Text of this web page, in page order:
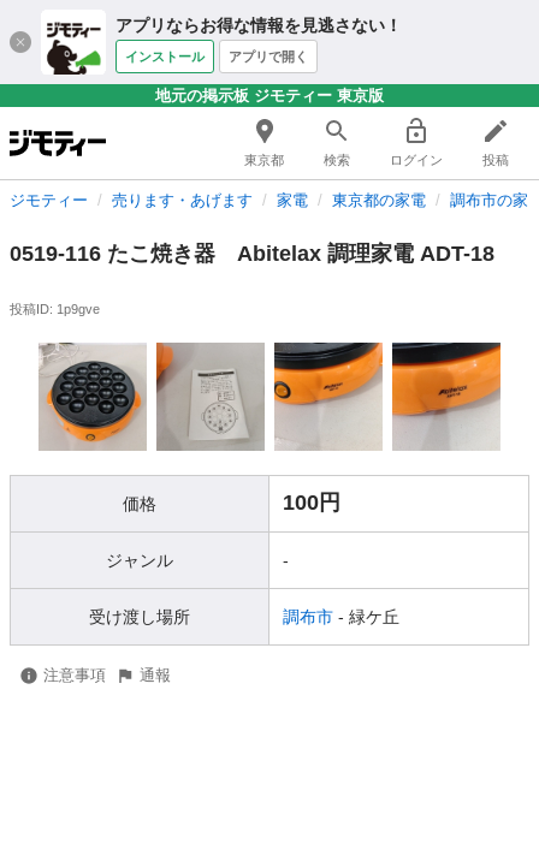
アプリならお得な情報を見逃さない！
インストール アプリで開く
地元の掲示板 ジモティー 東京版
東京都 検索 ログイン 投稿
ジモティー 売ります・あげます 家電 東京都の家電 調布市の家
0519-116 たこ焼き器 Abitelax 調理家電 ADT-18
投稿ID: 1p9gve
価格 100円
ジャンル -
受け渡し場所 調布市 - 緑ケ丘
注意事項 通報